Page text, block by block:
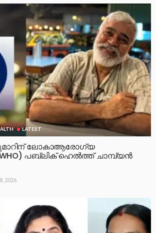
LATEST
ലോകാആരോഗ്യ
പബ്ലിക് ഹെൽത്ത് ചാമ്പ്യൻ
2026